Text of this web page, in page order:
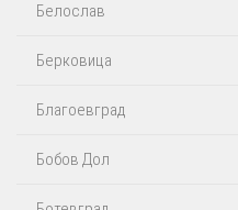
Белослав
Берковица
Благоевград
Бобов Дол